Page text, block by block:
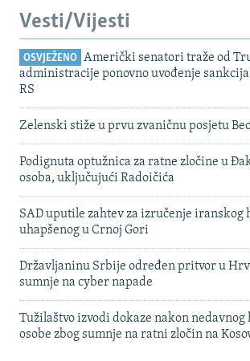
Vesti/Vijesti
OSVJEŽENO
Američki senatori traže od
administracije ponovno uvođenje
RS
Zelenski stiže u prvu zvaničnu posjetu
Podignuta optužnica za ratne zločine u
osoba, uključujući Radoičića
SAD uputile zahtev za izručenje iranskog
uhapšenog u Crnoj Gori
Državljaninu Srbije određen pritvor u
sumnje na cyber napade
Tužilaštvo izvodi dokaze nakon nedavnog
osobe zbog sumnje na ratni zločin na